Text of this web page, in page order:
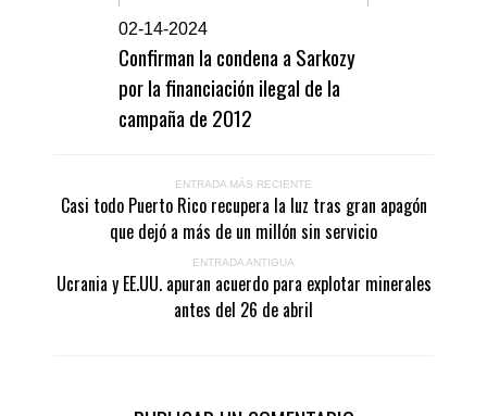
02-14-2024
Confirman la condena a Sarkozy
por la financiación ilegal de la
campaña de 2012
ENTRADA MÁS RECIENTE
Casi todo Puerto Rico recupera la luz tras gran apagón
que dejó a más de un millón sin servicio
ENTRADA ANTIGUA
Ucrania y EE.UU. apuran acuerdo para explotar minerales
antes del 26 de abril